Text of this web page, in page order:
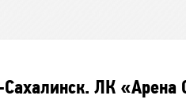
ЛК «Арена